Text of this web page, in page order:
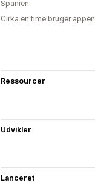
Spanien
Cirka en time bruger appen
Ressourcer
Udvikler
Lanceret